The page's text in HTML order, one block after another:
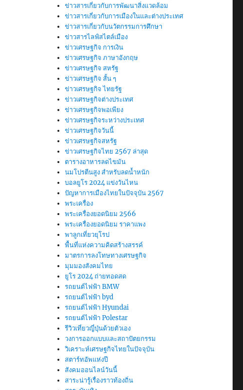
ข่าวสารเกี่ยวกับการพัฒนาสิ่งแวดล้อม
ข่าวสารเกี่ยวกับการเมืองในและต่างประเทศ
ข่าวสารเกี่ยวกับนวัตกรรมการศึกษา
ข่าวสารไลฟ์สไตล์เมือง
ข่าวเศรษฐกิจ การเงิน
ข่าวเศรษฐกิจ ภาษาอังกฤษ
ข่าวเศรษฐกิจ สหรัฐ
ข่าวเศรษฐกิจ สั้น ๆ
ข่าวเศรษฐกิจ ไทยรัฐ
ข่าวเศรษฐกิจต่างประเทศ
ข่าวเศรษฐกิจพอเพียง
ข่าวเศรษฐกิจระหว่างประเทศ
ข่าวเศรษฐกิจวันนี้
ข่าวเศรษฐกิจสหรัฐ
ข่าวเศรษฐกิจไทย 2567 ล่าสุด
ตารางอาหารลดไขมัน
นมโปรตีนสูง สำหรับลดน้ำหนัก
บอลยูโร 2024 แข่งวันไหน
ปัญหาการเมืองไทยในปัจจุบัน 2567
พระเครื่อง
พระเครื่องยอดนิยม 2566
พระเครื่องยอดนิยม ราคาแพง
พาลูกเที่ยวยุโรป
พื้นที่แห่งความคิดสร้างสรรค์
มาตรการลงโทษทางเศรษฐกิจ
มุมมองสังคมไทย
ยูโร 2024 ถ่ายทอดสด
รถยนต์ไฟฟ้า BMW
รถยนต์ไฟฟ้า byd
รถยนต์ไฟฟ้า Hyundai
รถยนต์ไฟฟ้า Polestar
รีวิวเที่ยวญี่ปุ่นด้วยตัวเอง
วงการออกแบบและสถาปัตยกรรม
วิเคราะห์เศรษฐกิจไทยในปัจจุบัน
สตาร์ทอัพแห่งปี
สังคมออนไลน์วันนี้
สาระน่ารู้เรื่องราวท้องถิ่น